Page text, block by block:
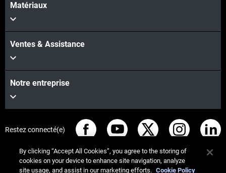
Matériaux
Ventes & Assistance
Notre entreprise
Restez connecté(e)
By clicking “Accept All Cookies”, you agree to the storing of
cookies on your device to enhance site navigation, analyze
site usage, and assist in our marketing efforts. Cookie Policy